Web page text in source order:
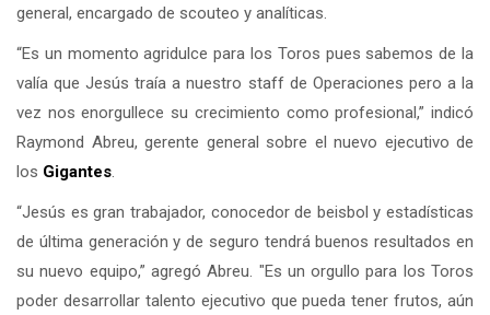
general, encargado de scouteo y analíticas.
“Es un momento agridulce para los Toros pues sabemos de la
valía que Jesús traía a nuestro staff de Operaciones pero a la
vez nos enorgullece su crecimiento como profesional,” indicó
Raymond Abreu, gerente general sobre el nuevo ejecutivo de
los Gigantes.
“Jesús es gran trabajador, conocedor de beisbol y estadísticas
de última generación y de seguro tendrá buenos resultados en
su nuevo equipo,” agregó Abreu. "Es un orgullo para los Toros
poder desarrollar talento ejecutivo que pueda tener frutos, aún